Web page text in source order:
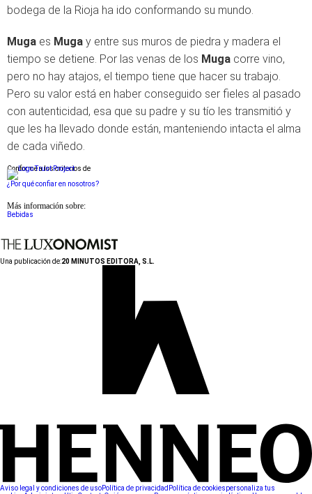
bodega de la Rioja ha ido conformando su mundo.
Muga es Muga y entre sus muros de piedra y madera el
tiempo se detiene. Por las venas de los Muga corre vino,
pero no hay atajos, el tiempo tiene que hacer su trabajo.
Pero su valor está en haber conseguido ser fieles al pasado
con autenticidad, esa que su padre y su tío les transmitió y
que les ha llevado donde están, manteniendo intacta el alma
de cada viñedo.
Conforme a los criterios de
¿Por qué confiar en nosotros?
Más información sobre:
Bebidas
Una publicación de:20 MINUTOS EDITORA, S.L.
Aviso legal y condiciones de usoPolítica de privacidad Política de cookiespersonaliza tus